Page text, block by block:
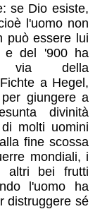
se Dio esiste,
l'uomo non
può essere lui
e del '900 ha
via della
a Hegel,
giungere a
divinità
molti uomini
fine scossa
mondiali, i
altri bei frutti
l'uomo ha
distruggere sé